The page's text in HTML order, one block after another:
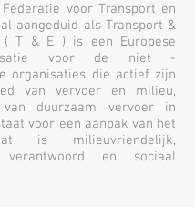
Federatie voor Transport en
aangeduid als Transport &
( T & E ) is een Europese
voor de niet -
organisaties die actief zijn
van vervoer en milieu,
van duurzaam vervoer in
voor een aanpak van het
is milieuvriendelijk,
verantwoord en sociaal